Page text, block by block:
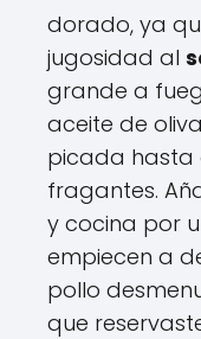
dorado, ya
jugosidad al
grande a
aceite de
picada hasta
fragantes.
y cocina por
empiecen a
pollo
que